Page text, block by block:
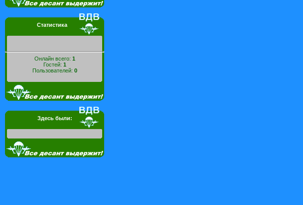
Статистика
Онлайн всего: 1
Гостей: 1
Пользователей: 0
Здесь были: